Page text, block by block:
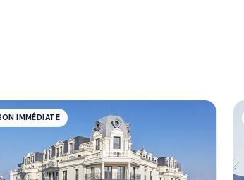
IMMÉDIATE